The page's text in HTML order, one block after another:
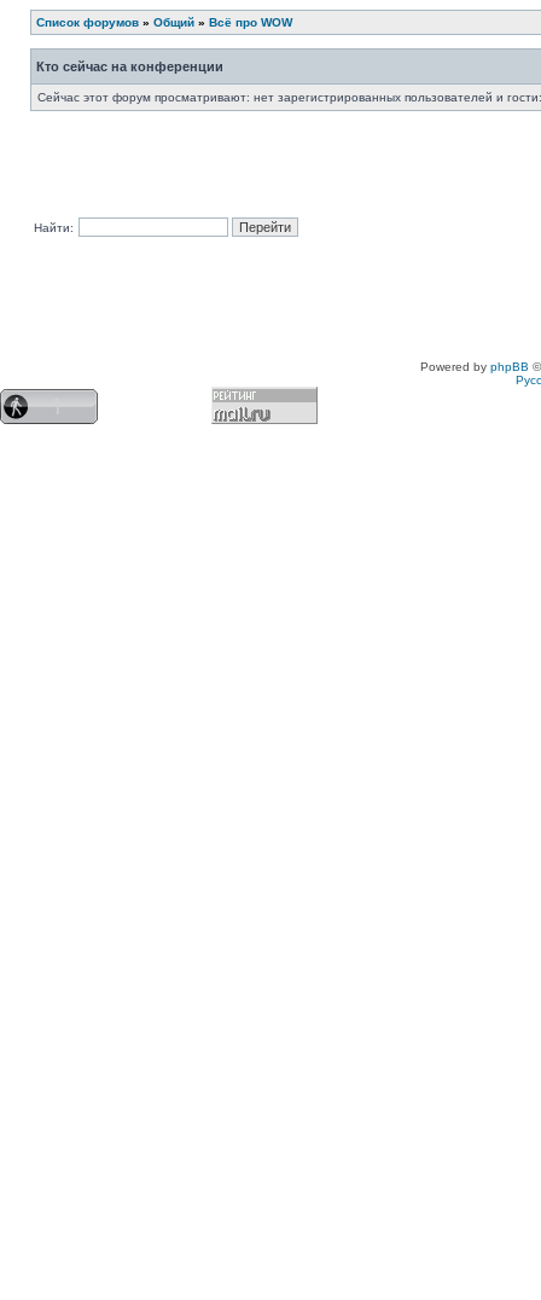
Список форумов » Общий » Всё про WOW
Кто сейчас на конференции
Сейчас этот форум просматривают: нет зарегистрированных пользователей и
Найти:
Powered by phpBB